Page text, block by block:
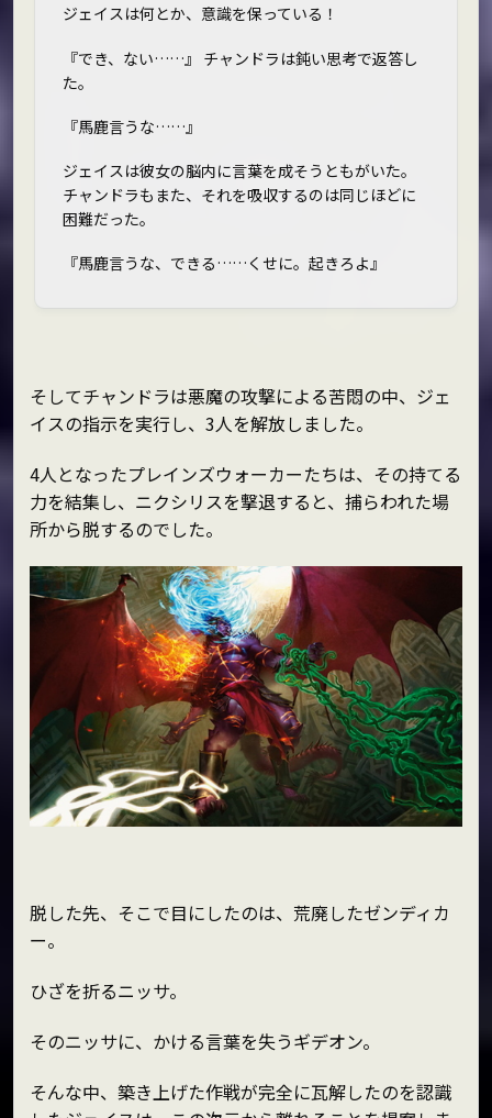
ジェイスは――何とか、意識を保っている！
『でき、ない……』 チャンドラは鈍い思考で返答し
た。
『馬鹿言うな……』
ジェイスは彼女の脳内に言葉を成そうともがいた。
チャンドラもまた、それを吸収するのは同じほどに
困難だった。
『馬鹿言うな、できる……くせに。起きろよ』
そしてチャンドラは悪魔の攻撃による苦悶の中、ジェ
イスの指示を実行し、3人を解放しました。
4人となったプレインズウォーカーたちは、その持てる
力を結集し、ニクシリスを撃退すると、捕らわれた場
所から脱するのでした。
脱した先、そこで目にしたのは、荒廃したゼンディカ
ー。
ひざを折るニッサ。
そのニッサに、かける言葉を失うギデオン。
そんな中、築き上げた作戦が完全に瓦解したのを認識